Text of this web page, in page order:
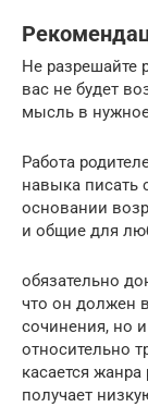
Не разрешайте
вас не будет
мысль в
Работа
навыка писать
основании
и общие для
обязательно
что он должен
сочинения, но
относительно
касается
получает